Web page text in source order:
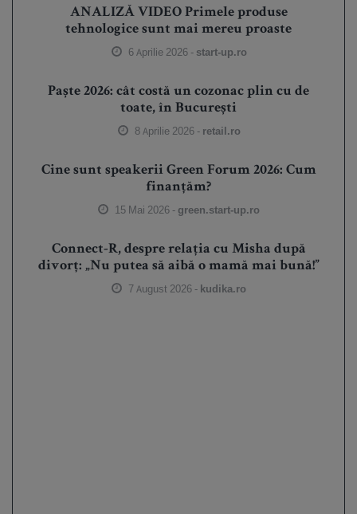
ANALIZĂ VIDEO Primele produse
tehnologice sunt mai mereu proaste
6 Aprilie 2026 - start-up.ro
Paște 2026: cât costă un cozonac plin cu de
toate, în București
8 Aprilie 2026 - retail.ro
Cine sunt speakerii Green Forum 2026: Cum
finanțăm?
15 Mai 2026 - green.start-up.ro
Connect-R, despre relația cu Misha după
divorț: „Nu putea să aibă o mamă mai bună!”
7 August 2026 - kudika.ro